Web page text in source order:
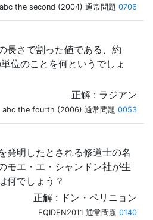
abc the second (2004) 通常問題 0706
長さで割った値である、約
位のことを何というでしょ
正解 : ラジアン
abc the fourth (2006) 通常問題 0053
発明したとされる修道士の名
モエ・エ・シャンドン社が生
何でしょう？
正解 : ドン・ペリニョン
EQIDEN2011 通常問題 0140